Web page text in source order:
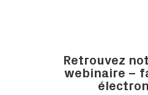
Retrouvez
webinaire –